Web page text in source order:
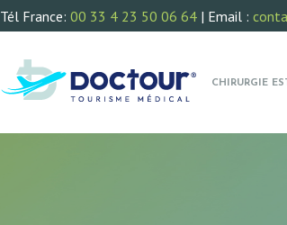
Tél France: 00 33 4 23 50 06 64 | Email :
CHIRURGIE